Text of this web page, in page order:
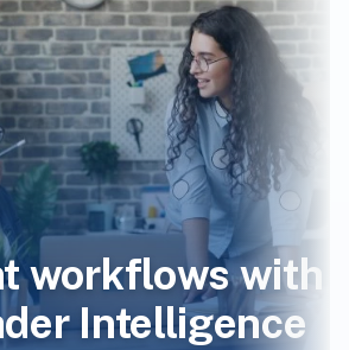
workflows with
Intelligence